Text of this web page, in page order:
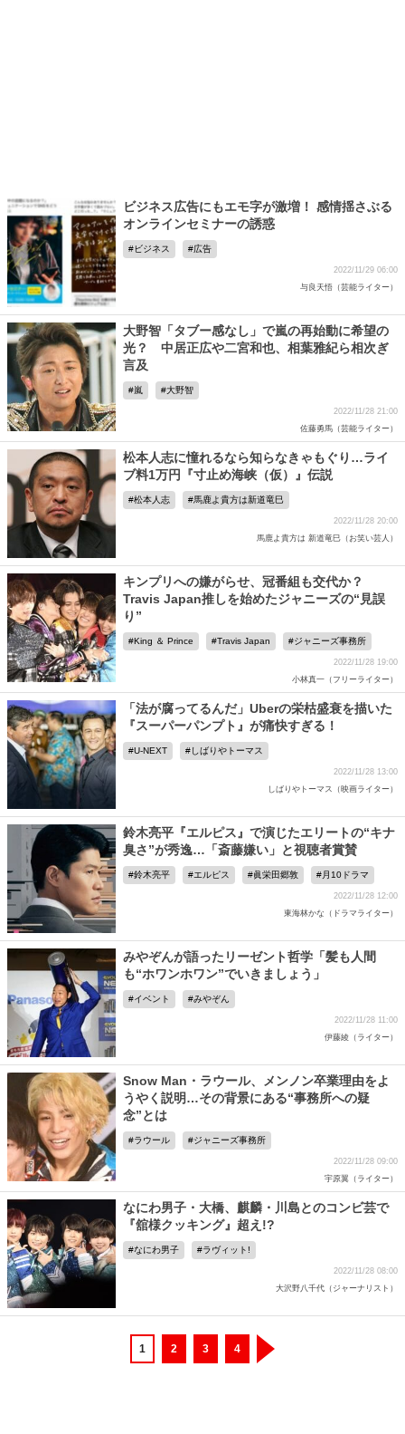
ビジネス広告にもエモ字が激増！ 感情揺さぶる
オンラインセミナーの誘惑
ビジネス 広告
2022/11/29 06:00
与良天悟（芸能ライター）
大野智「タブー感なし」で嵐の再始動に希望の
光？ 中居正広や二宮和也、相葉雅紀ら相次ぎ
言及
嵐 大野智
2022/11/28 21:00
佐藤勇馬（芸能ライター）
松本人志に憧れるなら知らなきゃもぐり…ライ
ブ料1万円『寸止め海峡（仮）』伝説
松本人志 馬鹿よ貴方は新道竜巳
2022/11/28 20:00
馬鹿よ貴方は 新道竜巳（お笑い芸人）
キンプリへの嫌がらせ、冠番組も交代か？
Travis Japan推しを始めたジャニーズの“見誤
り”
King ＆ Prince Travis Japan ジャニーズ事務所
2022/11/28 19:00
小林真一（フリーライター）
「法が腐ってるんだ」Uberの栄枯盛衰を描いた
『スーパーパンプト』が痛快すぎる！
U-NEXT しばりやトーマス
2022/11/28 13:00
しばりやトーマス（映画ライター）
鈴木亮平『エルピス』で演じたエリートの“キナ
臭さ”が秀逸…「斎藤嫌い」と視聴者賞賛
鈴木亮平 エルピス 眞栄田郷敦 月10ドラマ
2022/11/28 12:00
東海林かな（ドラマライター）
みやぞんが語ったリーゼント哲学「髪も人間
も“ホワンホワン”でいきましょう」
イベント みやぞん
2022/11/28 11:00
伊藤綾（ライター）
Snow Man・ラウール、メンノン卒業理由をよ
うやく説明…その背景にある“事務所への疑
念”とは
ラウール ジャニーズ事務所
2022/11/28 09:00
宇原翼（ライター）
なにわ男子・大橋、麒麟・川島とのコンビ芸で
『舘様クッキング』超え!?
なにわ男子 ラヴィット!
2022/11/28 08:00
大沢野八千代（ジャーナリスト）
1 2 3 4